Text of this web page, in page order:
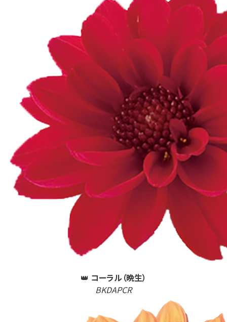
👑 コーラル（晩生）
BKDAPCR